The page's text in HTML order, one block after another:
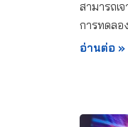
สามารถเ
การทดลอ
อ่านต่อ »